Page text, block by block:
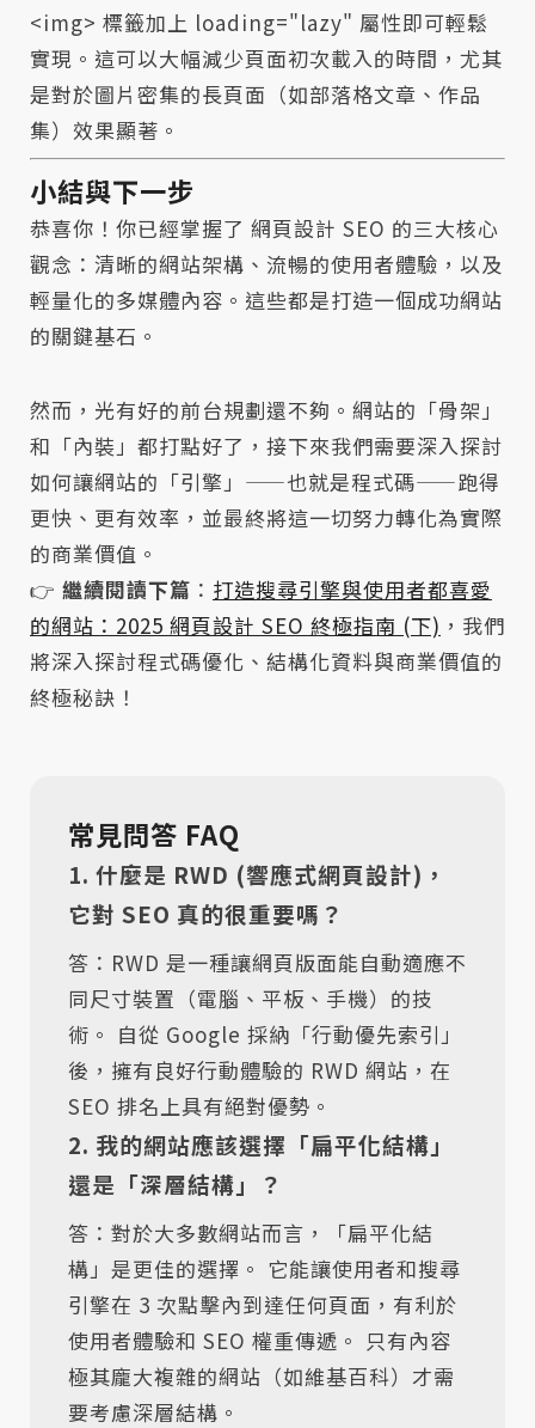
<img> 標籤加上 loading="lazy" 屬性即可輕鬆
實現。這可以大幅減少頁面初次載入的時間，尤其
是對於圖片密集的長頁面（如部落格文章、作品
集）效果顯著。
小結與下一步
恭喜你！你已經掌握了 網頁設計 SEO 的三大核心
觀念：清晰的網站架構、流暢的使用者體驗，以及
輕量化的多媒體內容。這些都是打造一個成功網站
的關鍵基石。
然而，光有好的前台規劃還不夠。網站的「骨架」
和「內裝」都打點好了，接下來我們需要深入探討
如何讓網站的「引擎」——也就是程式碼——跑得
更快、更有效率，並最終將這一切努力轉化為實際
的商業價值。
👉 繼續閱讀下篇 ： 打造搜尋引擎與使用者都喜愛
的網站：2025 網頁設計 SEO 終極指南 (下) ，我們
將深入探討程式碼優化、結構化資料與商業價值的
終極秘訣！
常見問答 FAQ
1. 什麼是 RWD (響應式網頁設計)，
它對 SEO 真的很重要嗎？
答：RWD 是一種讓網頁版面能自動適應不
同尺寸裝置（電腦、平板、手機）的技
術。 自從 Google 採納「行動優先索引」
後，擁有良好行動體驗的 RWD 網站，在
SEO 排名上具有絕對優勢。
2. 我的網站應該選擇「扁平化結構」
還是「深層結構」？
答：對於大多數網站而言，「扁平化結
構」是更佳的選擇。 它能讓使用者和搜尋
引擎在 3 次點擊內到達任何頁面，有利於
使用者體驗和 SEO 權重傳遞。 只有內容
極其龐大複雜的網站（如維基百科）才需
要考慮深層結構。